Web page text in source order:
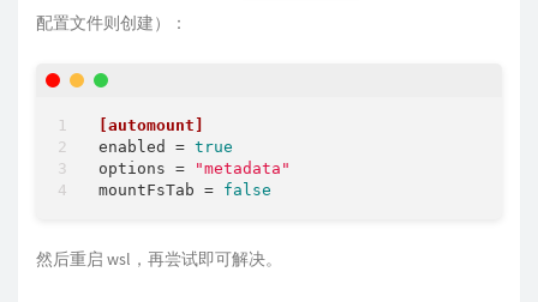
配置文件则创建）：
[automount]
enabled
= true
options =
"metadata"
mountFsTab = false
然后重启 wsl，再尝试即可解决。